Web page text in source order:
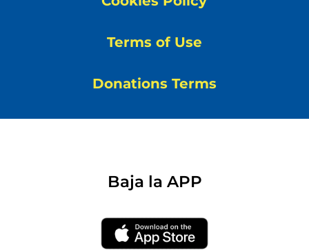
Terms of Use
Donations Terms
Baja la APP